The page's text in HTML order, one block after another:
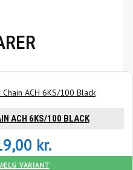
ACH 6KS/100 BLACK
kr.
VARIANT